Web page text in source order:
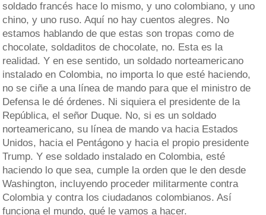
soldado francés hace lo mismo, y uno colombiano, y uno
chino, y uno ruso. Aquí no hay cuentos alegres. No
estamos hablando de que estas son tropas como de
chocolate, soldaditos de chocolate, no. Esta es la
realidad. Y en ese sentido, un soldado norteamericano
instalado en Colombia, no importa lo que esté haciendo,
no se ciñe a una línea de mando para que el ministro de
Defensa le dé órdenes. Ni siquiera el presidente de la
República, el señor Duque. No, si es un soldado
norteamericano, su línea de mando va hacia Estados
Unidos, hacia el Pentágono y hacia el propio presidente
Trump. Y ese soldado instalado en Colombia, esté
haciendo lo que sea, cumple la orden que le den desde
Washington, incluyendo proceder militarmente contra
Colombia y contra los ciudadanos colombianos. Así
funciona el mundo, qué le vamos a hacer.